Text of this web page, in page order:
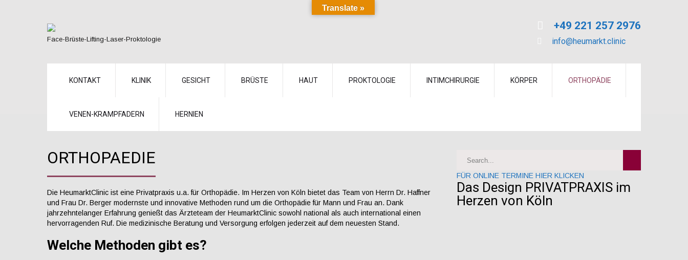
Face-Brüste-Lifting-Laser-Proktologie
+49 221 257 2976
info@heumarkt.clinic
KONTAKT KLINIK GESICHT BRÜSTE HAUT PROKTOLOGIE INTIMCHIRURGIE KÖRPER ORTHOPÄDIE
VENEN-KRAMPFADERN HERNIEN
ORTHOPAEDIE
Die HeumarktClinic ist eine Privatpraxis u.a. für Orthopädie. Im Herzen von Köln bietet das Team von Herrn Dr. Haffner
und Frau Dr. Berger modernste und innovative Methoden rund um die Orthopädie für Mann und Frau an. Dank
jahrzehntelanger Erfahrung genießt das Ärzteteam der HeumarktClinic sowohl national als auch international einen
hervorragenden Ruf. Die medizinische Beratung und Versorgung erfolgen jederzeit auf dem neuesten Stand.
Welche Methoden gibt es?
FÜR ONLINE TERMINE HIER KLICKEN
Das Design PRIVATPRAXIS im
Herzen von Köln
Translate »